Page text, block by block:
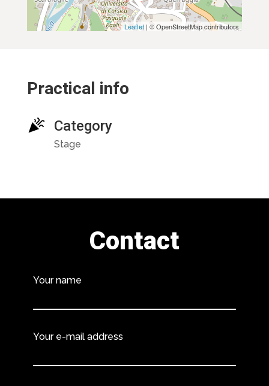
Leaflet | © OpenStreetMap contributors
Practical info
Category
Stage
Contact
Your name
Your e-mail address